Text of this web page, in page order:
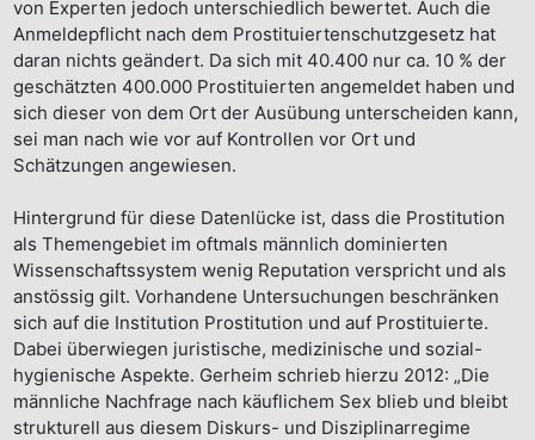
von Experten jedoch unterschiedlich bewertet. Auch die
Anmeldepflicht nach dem Prostituiertenschutzgesetz hat
daran nichts geändert. Da sich mit 40.400 nur ca. 10 % der
geschätzten 400.000 Prostituierten angemeldet haben und
sich dieser von dem Ort der Ausübung unterscheiden kann,
sei man nach wie vor auf Kontrollen vor Ort und
Schätzungen angewiesen.
Hintergrund für diese Datenlücke ist, dass die Prostitution
als Themengebiet im oftmals männlich dominierten
Wissenschaftssystem wenig Reputation verspricht und als
anstössig gilt. Vorhandene Untersuchungen beschränken
sich auf die Institution Prostitution und auf Prostituierte.
Dabei überwiegen juristische, medizinische und sozial-
hygienische Aspekte. Gerheim schrieb hierzu 2012: „Die
männliche Nachfrage nach käuflichem Sex blieb und bleibt
strukturell aus diesem Diskurs- und Disziplinarregime